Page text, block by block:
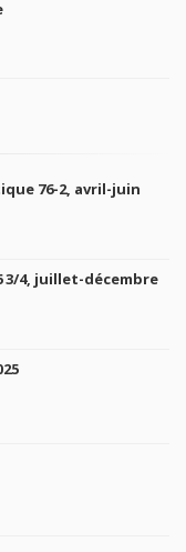
76-2, avril-juin
3/4, juillet-décembre